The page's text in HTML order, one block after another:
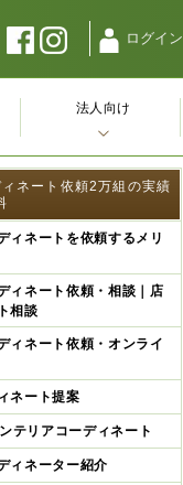
ログイン
ネート依頼2万組の実績
ィネートを依頼するメリ
ィネート依頼・相談｜店
相談
ィネート依頼・オンライ
ネート提案
テリアコーディネート
ィネーター紹介
法人向け